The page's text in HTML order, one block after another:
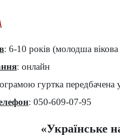
: 6-10 років (молодша
: онлайн
гуртка передбачена
: 050-609-07-95
«Українське